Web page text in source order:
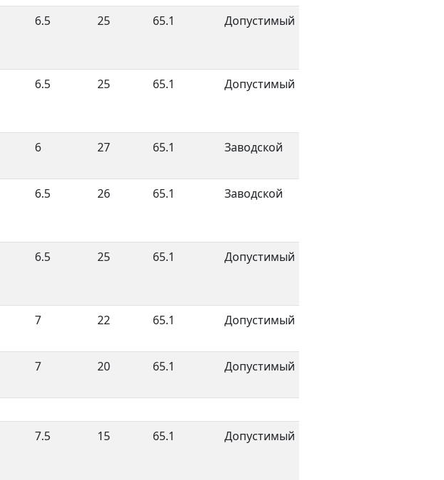
6.5 25 65.1 Допустимый
6.5 25 65.1 Допустимый
6 27 65.1 Заводской
6.5 26 65.1 Заводской
6.5 25 65.1 Допустимый
7 22 65.1 Допустимый
7 20 65.1 Допустимый
7.5 15 65.1 Допустимый